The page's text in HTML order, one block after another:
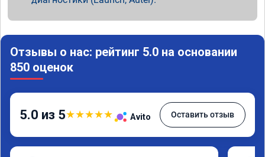
Отзывы о нас: рейтинг 5.0 на основании
850 оценок
5.0 из 5★★★★★ Avito Оставить отзыв